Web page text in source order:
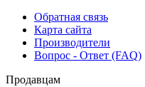
Обратная связь
Карта сайта
Производители
Вопрос - Ответ (FAQ)
Продавцам